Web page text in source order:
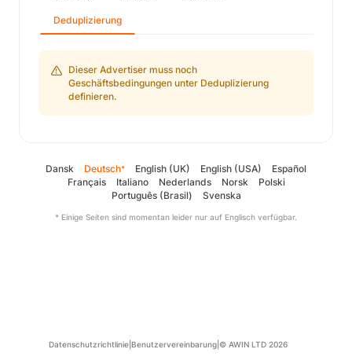
Deduplizierung
Dieser Advertiser muss noch
Geschäftsbedingungen unter Deduplizierung
definieren.
Dansk Deutsch* English (UK) English (USA)
Español
Français
Italiano Nederlands Norsk
Polski
Português (Brasil)
Svenska
* Einige Seiten sind momentan leider nur auf Englisch verfügbar.
Datenschutzrichtlinie Benutzervereinbarung © AWIN LTD 2026